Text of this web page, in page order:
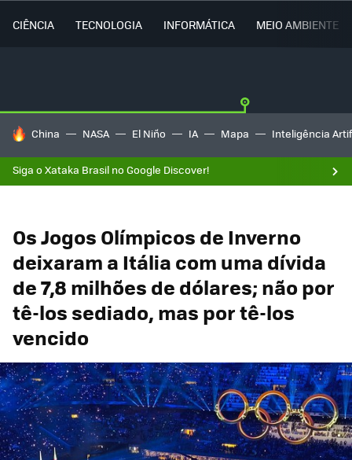
CIÊNCIA TECNOLOGIA INFORMÁTICA MEIO AMBIENTE
TENDÊNCIAS DO DIA
China NASA El Niño IA Mapa Inteligência
Siga o Xataka Brasil no Google Discover!
Os Jogos Olímpicos de Inverno
deixaram a Itália com uma dívida
de 7,8 milhões de dólares; não por
tê-los sediado, mas por tê-los
vencido